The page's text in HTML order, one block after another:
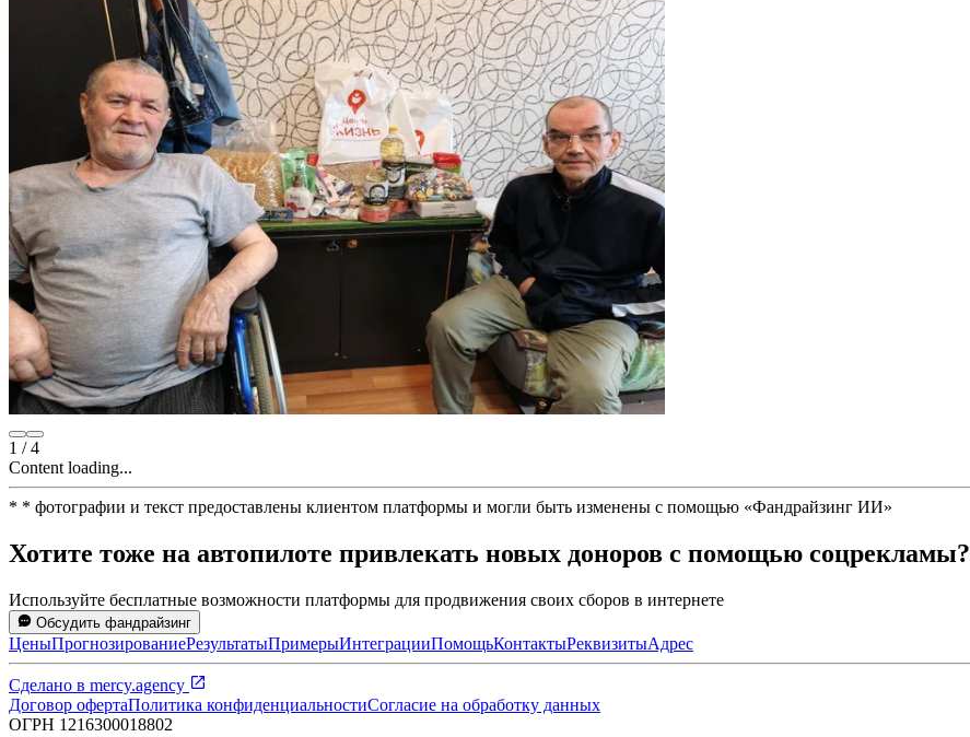
1 /4
Content loading...
* * фотографии и текст предоставлены клиентом платформы и могли быть изменены с помощью «Фандрайзинг ИИ»
Хотите тоже на автопилоте привлекать новых доноров с помощью соцрекламы?
Используйте бесплатные возможности платформы для продвижения своих сборов в интернете
Обсудить фандрайзинг
ЦеныПрогнозированиеРезультатыПримерыИнтеграцииПомощьКонтактыРеквизитыАдрес
Сделано в mercy.agency
Договор офертаПолитика конфиденциальностиСогласие на обработку данных
ОГРН 1216300018802